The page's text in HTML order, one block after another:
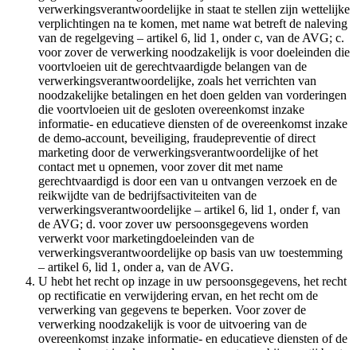
verwerkingsverantwoordelijke in staat te stellen zijn wettelijke
verplichtingen na te komen, met name wat betreft de naleving
van de regelgeving – artikel 6, lid 1, onder c, van de AVG; c.
voor zover de verwerking noodzakelijk is voor doeleinden die
voortvloeien uit de gerechtvaardigde belangen van de
verwerkingsverantwoordelijke, zoals het verrichten van
noodzakelijke betalingen en het doen gelden van vorderingen
die voortvloeien uit de gesloten overeenkomst inzake
informatie- en educatieve diensten of de overeenkomst inzake
de demo-account, beveiliging, fraudepreventie of direct
marketing door de verwerkingsverantwoordelijke of het
contact met u opnemen, voor zover dit met name
gerechtvaardigd is door een van u ontvangen verzoek en de
reikwijdte van de bedrijfsactiviteiten van de
verwerkingsverantwoordelijke – artikel 6, lid 1, onder f, van
de AVG; d. voor zover uw persoonsgegevens worden
verwerkt voor marketingdoeleinden van de
verwerkingsverantwoordelijke op basis van uw toestemming
– artikel 6, lid 1, onder a, van de AVG.
U hebt het recht op inzage in uw persoonsgegevens, het recht
op rectificatie en verwijdering ervan, en het recht om de
verwerking van gegevens te beperken. Voor zover de
verwerking noodzakelijk is voor de uitvoering van de
overeenkomst inzake informatie- en educatieve diensten of de